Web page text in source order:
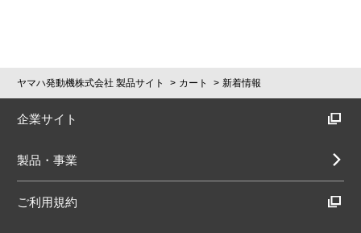
ヤマハ発動機株式会社 製品サイト カート 新着情報
企業サイト
製品・事業
ご利用規約